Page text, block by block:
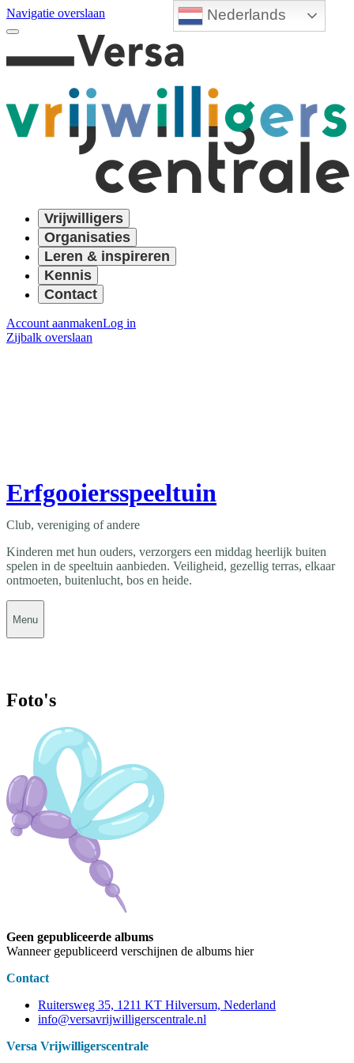
Nederlands
Navigatie overslaan
Vrijwilligers
Organisaties
Leren & inspireren
Kennis
Contact
Account aanmakenLog in
Zijbalk overslaan
Erfgooiersspeeltuin
Club, vereniging of andere
Kinderen met hun ouders, verzorgers een middag heerlijk buiten
spelen in de speeltuin aanbieden. Veiligheid, gezellig terras, elkaar
ontmoeten, buitenlucht, bos en heide.
Menu
Foto's
Geen gepubliceerde albums
Wanneer gepubliceerd verschijnen de albums hier
Contact
Ruitersweg 35, 1211 KT Hilversum, Nederland
info@versavrijwilligerscentrale.nl
Versa Vrijwilligerscentrale